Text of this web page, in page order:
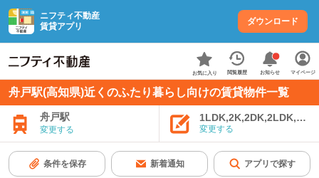
ニフティ不動産
賃貸アプリ
ダウンロード
お気に入り 閲覧履歴 お知らせ マイページ
舟戸駅(高知県)近くのふたり暮らし向けの賃貸物件一覧
舟戸駅
変更する 変更する
条件を保存 新着通知 アプリで探す